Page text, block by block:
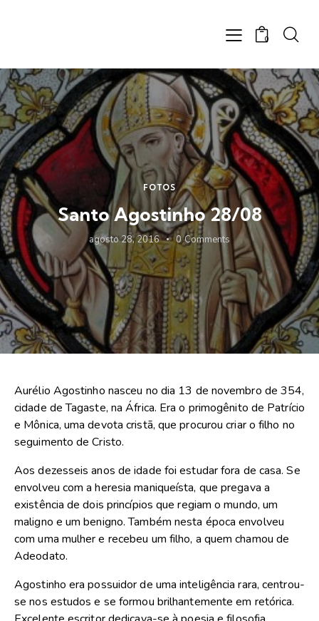
0
FOTOS
Santo Agostinho 28/08
agosto 28, 2016 0 Comments
Aurélio Agostinho nasceu no dia 13 de novembro de 354,
cidade de Tagaste, na África. Era o primogênito de Patrício
e Mônica, uma devota cristã, que procurou criar o filho no
seguimento de Cristo.
Aos dezesseis anos de idade foi estudar fora de casa. Se
envolveu com a heresia maniqueísta, que pregava a
existência de dois princípios que regiam o mundo, um
maligno e um benigno. Também nesta época envolveu
com uma mulher e recebeu um filho, a quem chamou de
Adeodato.
Agostinho era possuidor de uma inteligência rara, centrou-
se nos estudos e se formou brilhantemente em retórica.